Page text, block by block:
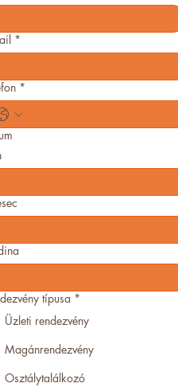
*
*
típusa *
Üzleti rendezvény
Magánrendezvény
Osztálytalálkozó